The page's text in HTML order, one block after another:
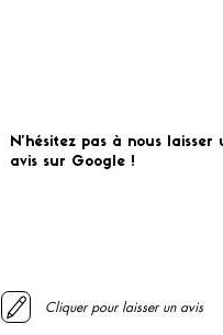
N'hésitez pas à nous laisser
avis sur Google !
Cliquer pour laisser un avis